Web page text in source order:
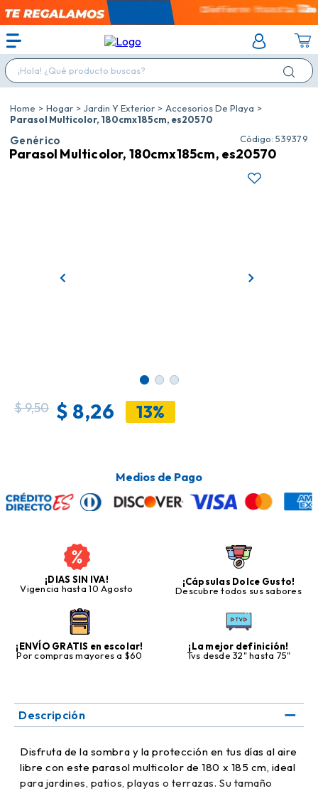
¡Hola! ¿Qué producto buscas?
Hogar Jardin Y Exterior
Accesorios De Playa
Parasol Multicolor, 180cmx185cm, es20570
Genérico : 539379
Parasol Multicolor, 180cmx185cm, es20570
$9,50 $ 8,26 13%
Medios de Pago
¡DIAS SIN IVA!
Vigencia hasta 10 Agosto
¡Cápsulas Dolce Gusto!
Descubre todos sus sabores
¡ENVÍO GRATIS en escolar!
Por compras mayores a $60
¡La mejor definición!
Tvs desde 32" hasta 75"
Descripción
Disfruta de la sombra y la protección en tus días al aire
libre con este parasol multicolor de 180 x 185 cm, ideal
para jardines, patios, playas o terrazas. Su tamaño